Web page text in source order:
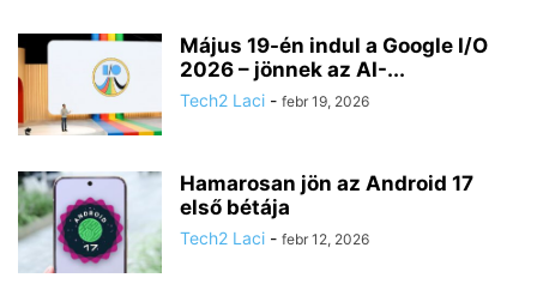
Május 19-én indul a Google I/O
2026 – jönnek az AI-...
Tech2 Laci - febr 19, 2026
Hamarosan jön az Android 17
első bétája
Tech2 Laci - febr 12, 2026